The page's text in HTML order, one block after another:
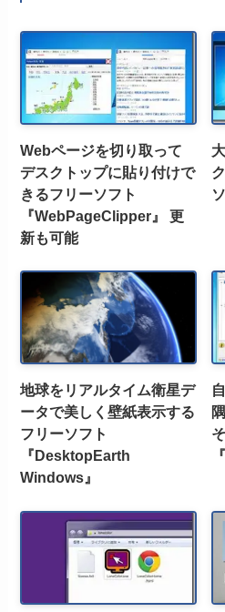
Webページを切り取って
デスクトップに貼り付けで
きるフリーソフト
『WebPageClipper』 更
新も可能
地球をリアルタイム衛星デ
ータで美しく壁紙表示する
フリーソフト
『DesktopEarth
Windows』